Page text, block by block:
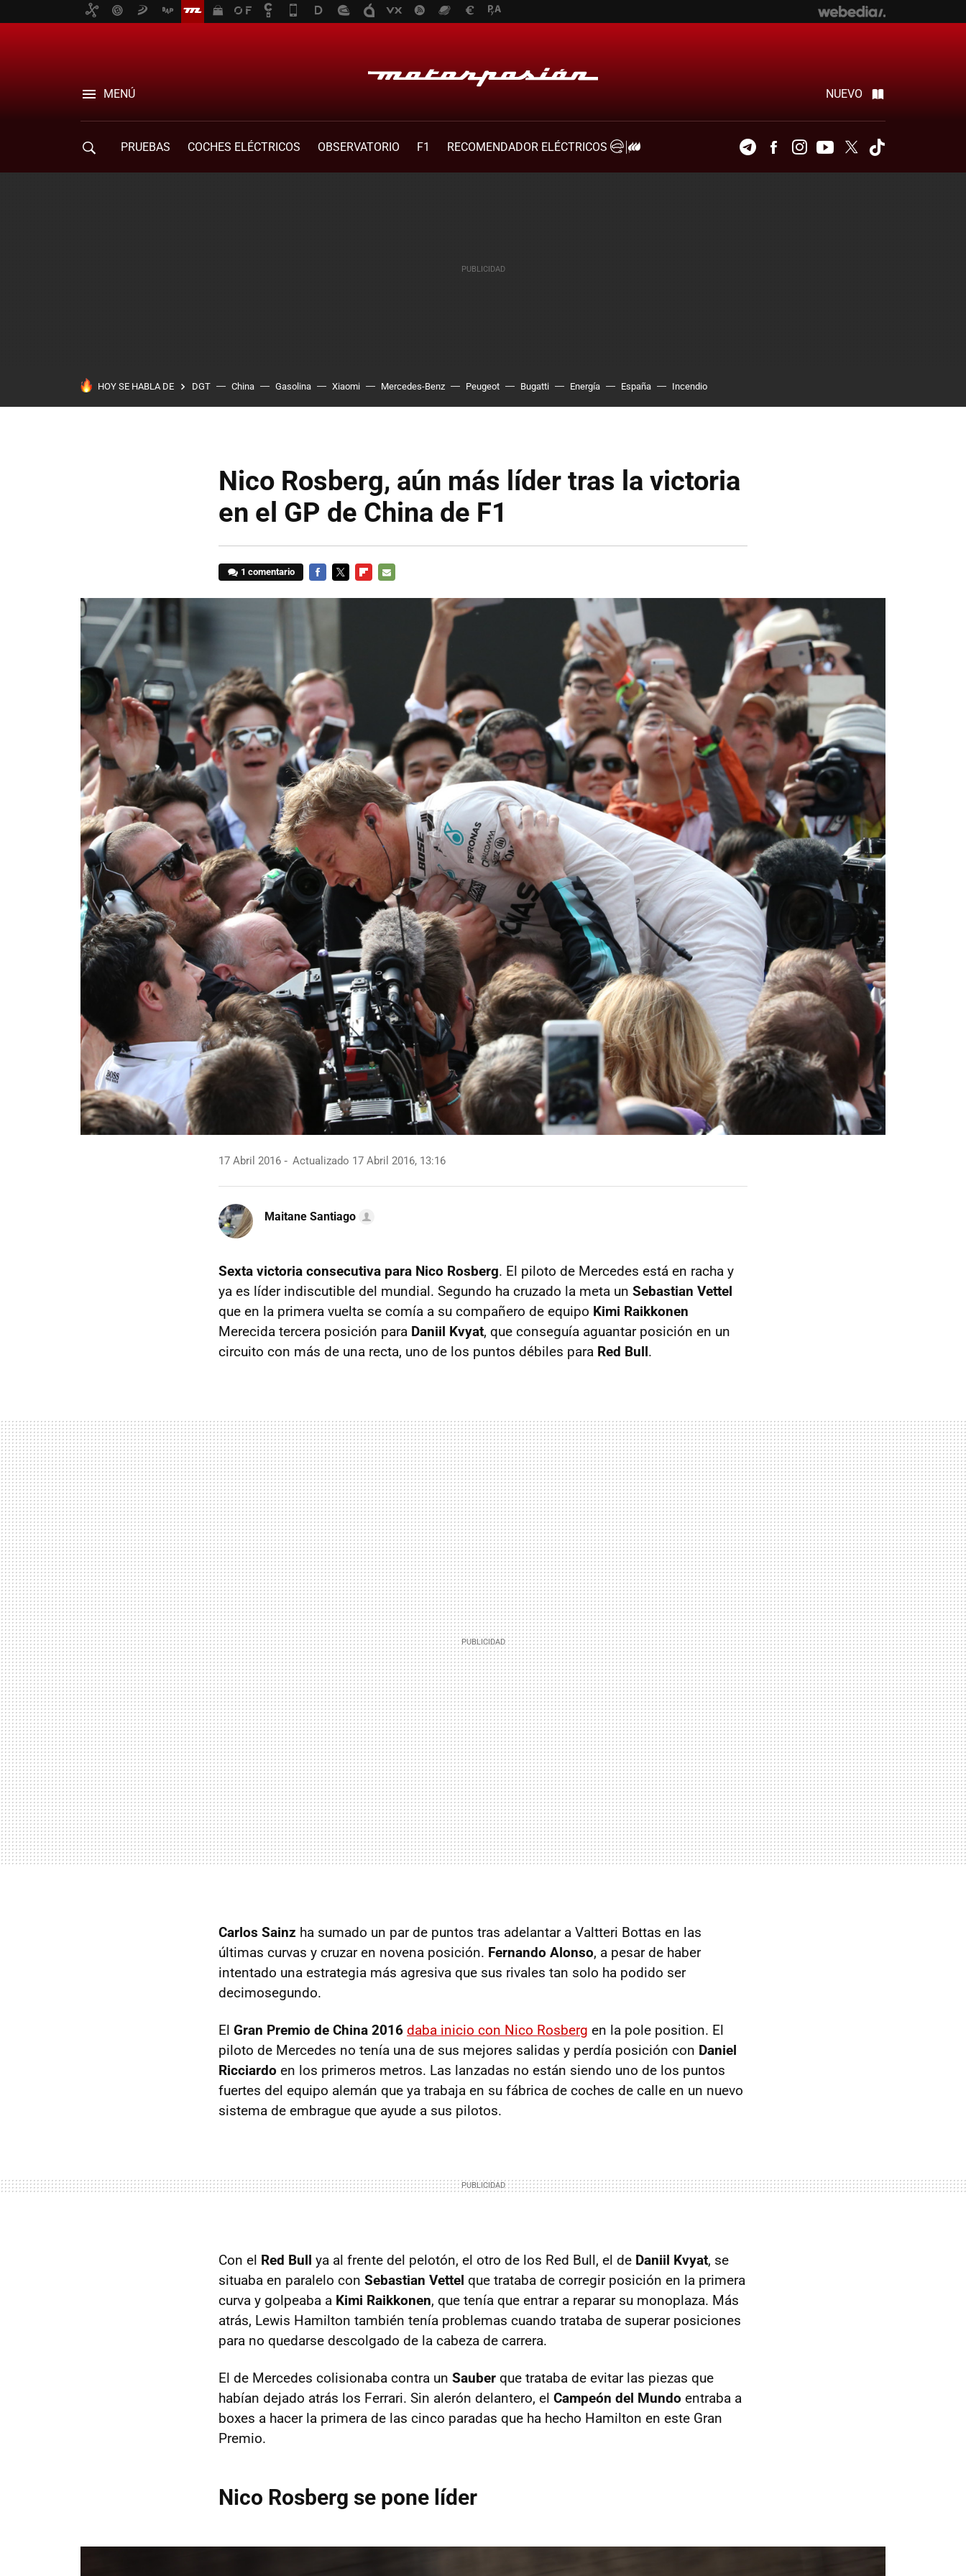
MENÚ NUEVO
PRUEBAS COCHES ELÉCTRICOS OBSERVATORIO F1
RECOMENDADOR ELÉCTRICOS
TelegramFacebookInstagramYoutubeTwitter
HOY SE HABLA DE DGT China Gasolina Xiaomi Mercedes-Benz Peugeot Bugatti Energía España Incendio
Nico Rosberg, aún más líder tras la victoria
en el GP de China de F1
1 comentario
17 Abril 2016 Actualizado 17 Abril 2016, 13:16
Maitane Santiago
Sexta victoria consecutiva para Nico Rosberg. El piloto de Mercedes está en racha y
ya es líder indiscutible del mundial. Segundo ha cruzado la meta un Sebastian Vettel
que en la primera vuelta se comía a su compañero de equipo Kimi Raikkonen
Merecida tercera posición para Daniil Kvyat, que conseguía aguantar posición en un
circuito con más de una recta, uno de los puntos débiles para Red Bull.
Carlos Sainz ha sumado un par de puntos tras adelantar a Valtteri Bottas en las
últimas curvas y cruzar en novena posición. Fernando Alonso, a pesar de haber
intentado una estrategia más agresiva que sus rivales tan solo ha podido ser
decimosegundo.
El Gran Premio de China 2016 daba inicio con Nico Rosberg en la pole position. El
piloto de Mercedes no tenía una de sus mejores salidas y perdía posición con Daniel
Ricciardo en los primeros metros. Las lanzadas no están siendo uno de los puntos
fuertes del equipo alemán que ya trabaja en su fábrica de coches de calle en un nuevo
sistema de embrague que ayude a sus pilotos.
Con el Red Bull ya al frente del pelotón, el otro de los Red Bull, el de Daniil Kvyat, se
situaba en paralelo con Sebastian Vettel que trataba de corregir posición en la primera
curva y golpeaba a Kimi Raikkonen, que tenía que entrar a reparar su monoplaza. Más
atrás, Lewis Hamilton también tenía problemas cuando trataba de superar posiciones
para no quedarse descolgado de la cabeza de carrera.
El de Mercedes colisionaba contra un Sauber que trataba de evitar las piezas que
habían dejado atrás los Ferrari. Sin alerón delantero, el Campeón del Mundo entraba a
boxes a hacer la primera de las cinco paradas que ha hecho Hamilton en este Gran
Premio.
Nico Rosberg se pone líder